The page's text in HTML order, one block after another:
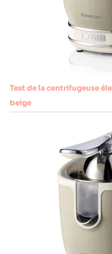
Test de la centrifugeuse
beige